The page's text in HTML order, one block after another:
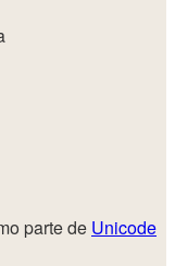
parte de Unicode